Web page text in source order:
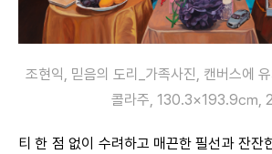
조현익, 믿음의 도리_가족사진, 캔버스에
콜라주, 130.3×193.9㎝,
티 한 점 없이 수려하고 매끈한 필선과 잔잔